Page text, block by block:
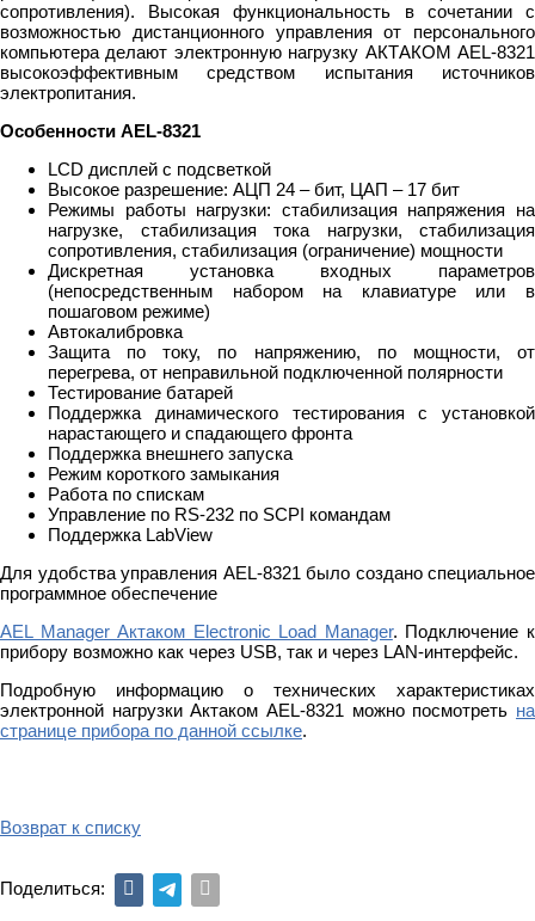
сопротивления). Высокая функциональность в сочетании с
возможностью дистанционного управления от персонального
компьютера делают электронную нагрузку АКТАКОМ AEL-8321
высокоэффективным средством испытания источников
электропитания.
Особенности АEL-8321
LCD дисплей с подсветкой
Высокое разрешение: АЦП 24 – бит, ЦАП – 17 бит
Режимы работы нагрузки: стабилизация напряжения на
нагрузке, стабилизация тока нагрузки, стабилизация
сопротивления, стабилизация (ограничение) мощности
Дискретная установка входных параметров
(непосредственным набором на клавиатуре или в
пошаговом режиме)
Автокалибровка
Защита по току, по напряжению, по мощности, от
перегрева, от неправильной подключенной полярности
Тестирование батарей
Поддержка динамического тестирования с установкой
нарастающего и спадающего фронта
Поддержка внешнего запуска
Режим короткого замыкания
Работа по спискам
Управление по RS-232 по SCPI командам
Поддержка LabView
Для удобства управления AEL-8321 было создано специальное
программное обеспечение
AEL Manager Актаком Electronic Load Manager. Подключение к
прибору возможно как через USB, так и через LAN-интерфейс.
Подробную информацию о технических характеристиках
электронной нагрузки Актаком AEL-8321 можно посмотреть на
странице прибора по данной ссылке.
Возврат к списку
Поделиться: